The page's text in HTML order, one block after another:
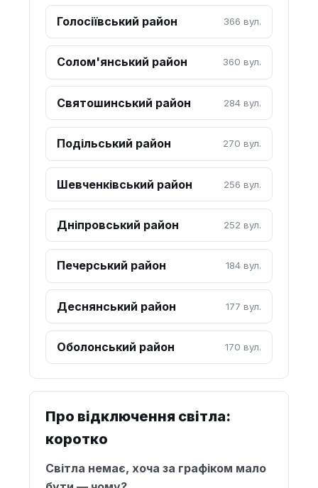
Голосіївський район 366 вул.
Солом'янський район 360 вул.
Святошинський район 284 вул.
Подільський район 270 вул.
Шевченківський район 256 вул.
Дніпровський район 252 вул.
Печерський район 184 вул.
Деснянський район 177 вул.
Оболонський район 170 вул.
Про відключення світла:
коротко
Світла немає, хоча за графіком мало